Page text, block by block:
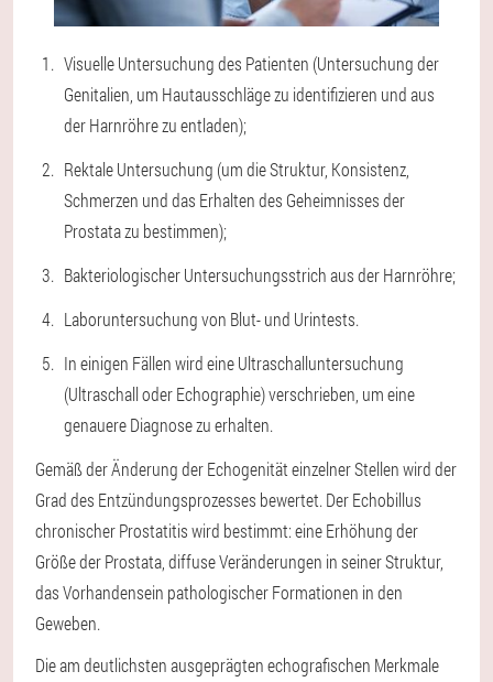
Visuelle Untersuchung des Patienten (Untersuchung der
Genitalien, um Hautausschläge zu identifizieren und aus
der Harnröhre zu entladen);
Rektale Untersuchung (um die Struktur, Konsistenz,
Schmerzen und das Erhalten des Geheimnisses der
Prostata zu bestimmen);
Bakteriologischer Untersuchungsstrich aus der Harnröhre;
Laboruntersuchung von Blut- und Urintests.
In einigen Fällen wird eine Ultraschalluntersuchung
(Ultraschall oder Echographie) verschrieben, um eine
genauere Diagnose zu erhalten.
Gemäß der Änderung der Echogenität einzelner Stellen wird der
Grad des Entzündungsprozesses bewertet. Der Echobillus
chronischer Prostatitis wird bestimmt: eine Erhöhung der
Größe der Prostata, diffuse Veränderungen in seiner Struktur,
das Vorhandensein pathologischer Formationen in den
Geweben.
Die am deutlichsten ausgeprägten echografischen Merkmale